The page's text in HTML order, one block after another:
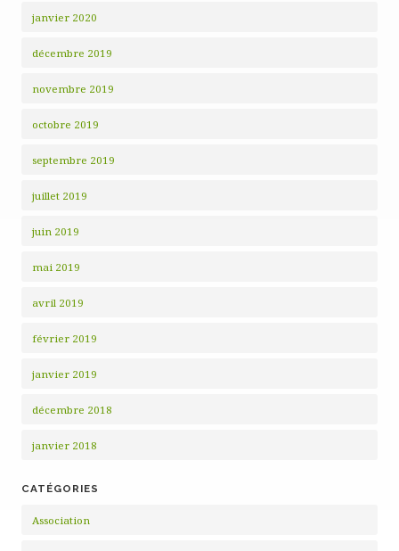
janvier 2020
décembre 2019
novembre 2019
octobre 2019
septembre 2019
juillet 2019
juin 2019
mai 2019
avril 2019
février 2019
janvier 2019
décembre 2018
janvier 2018
CATÉGORIES
Association